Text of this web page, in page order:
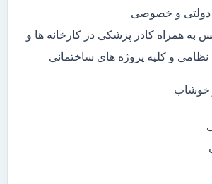
دولتی و خصوصی
به همراه کادر پزشکی در کارخانه ها و
نظامی و کلیه پروژه های ساختمانی
خوشاب